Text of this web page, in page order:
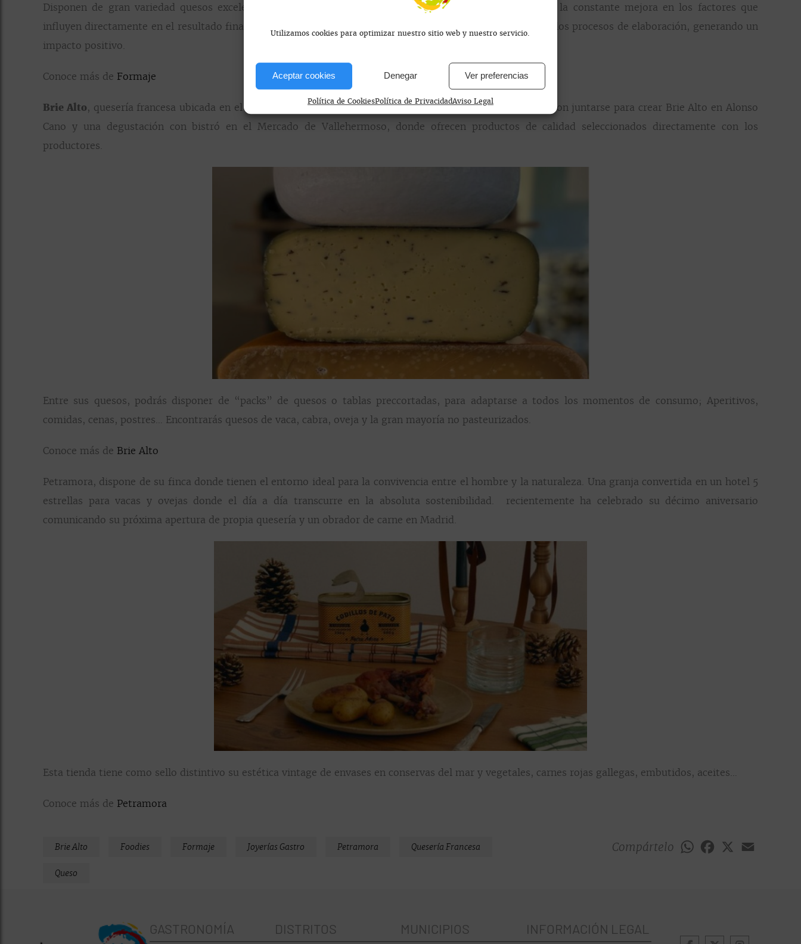
Utilizamos cookies para optimizar nuestro sitio web y nuestro servicio.
Aceptar cookies Denegar Ver preferencias
Política de CookiesPolítica de PrivacidadAviso Legal
Disponen de gran variedad quesos excelentes que abanderen las buenas prácticas queseras a través de la constante mejora en los factores que
influyen directamente en el resultado final como, calidad de la leche, métodos de alimentación, manejo de los procesos de elaboración, generando un
impacto positivo.
Conoce más de Formaje
Brie Alto, quesería francesa ubicada en el centro de Madrid, los dueños de esta joya gastronómica decidieron juntarse para crear Brie Alto en Alonso
Cano y una degustación con bistró en el Mercado de Vallehermoso, donde ofrecen productos de calidad seleccionados directamente con los
productores.
Entre sus quesos, podrás disponer de “packs” de quesos o tablas preccortadas, para adaptarse a todos los momentos de consumo; Aperitivos,
comidas, cenas, postres… Encontrarás quesos de vaca, cabra, oveja y la gran mayoría no pasteurizados.
Conoce más de Brie Alto
Petramora, dispone de su finca donde tienen el entorno ideal para la convivencia entre el hombre y la naturaleza. Una granja convertida en un hotel 5
estrellas para vacas y ovejas donde el día a día transcurre en la absoluta sostenibilidad. recientemente ha celebrado su décimo aniversario
comunicando su próxima apertura de propia quesería y un obrador de carne en Madrid.
Esta tienda tiene como sello distintivo su estética vintage de envases en conservas del mar y vegetales, carnes rojas gallegas, embutidos, aceites…
Conoce más de Petramora
Compártelo WhatsApp
Facebook
X
Brie Alto Foodies Formaje Joyerías Gastro Petramora Quesería Francesa
Queso
GASTRONOMÍA DISTRITOS MUNICIPIOS INFORMACIÓN LEGAL